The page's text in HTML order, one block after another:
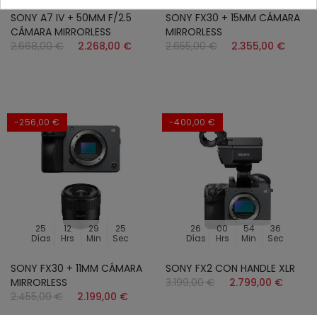
SONY A7 IV + 50MM F/2.5
CÁMARA MIRRORLESS
2.668,00 €
2.268,00 €
SONY FX30 + 15MM CÁMARA
MIRRORLESS
2.655,00 €
2.355,00 €
-256,00 €
25
Días
12
Hrs
29
Min
23
Sec
SONY FX30 + 11MM CÁMARA
MIRRORLESS
2.455,00 €
2.199,00 €
-400,00 €
26
Días
00
Hrs
54
Min
34
Sec
SONY FX2 CON HANDLE XLR
3.199,00 €
2.799,00 €